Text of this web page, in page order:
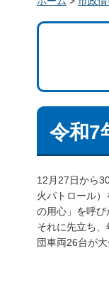
令和7
12月27日から
火パトロール
の用心」を呼び
それに先立ち
団車両26台が